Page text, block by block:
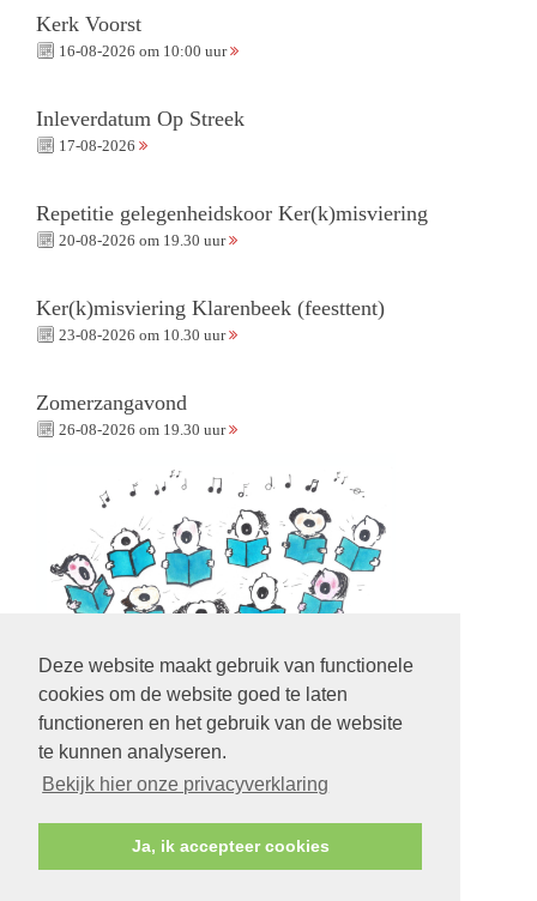
Deze website maakt gebruik van functionele
cookies om de website goed te laten
functioneren en het gebruik van de website
te kunnen analyseren.
Bekijk hier onze privacyverklaring
Ja, ik accepteer cookies
Kerk Voorst
16-08-2026 om 10:00 uur
Inleverdatum Op Streek
17-08-2026
Repetitie gelegenheidskoor Ker(k)misviering
20-08-2026 om 19.30 uur
Ker(k)misviering Klarenbeek (feesttent)
23-08-2026 om 10.30 uur
Zomerzangavond
26-08-2026 om 19.30 uur